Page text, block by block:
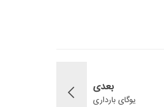
بعدی
یوگای بارداری